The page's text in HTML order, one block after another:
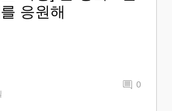
응원해
0